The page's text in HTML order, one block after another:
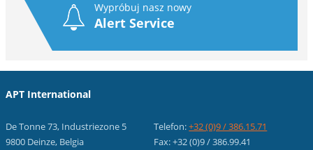
Wypróbuj nasz nowy
Alert Service
APT International
De Tonne 73, Industriezone 5
9800 Deinze, Belgia
Telefon:+32 (0)9 / 386.15.71
Fax: +32 (0)9 / 386.99.41